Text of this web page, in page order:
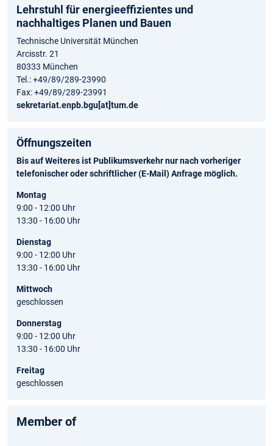
Lehrstuhl für energieeffizientes und
nachhaltiges Planen und Bauen
Technische Universität München
Arcisstr. 21
80333 München
Tel.: +49/89/289-23990
Fax: +49/89/289-23991
sekretariat.enpb.bgu[at]tum.de
Öffnungszeiten
Bis auf Weiteres ist Publikumsverkehr nur nach vorheriger
telefonischer oder schriftlicher (E-Mail) Anfrage möglich.
Montag
9:00 - 12:00 Uhr
13:30 - 16:00 Uhr
Dienstag
9:00 - 12:00 Uhr
13:30 - 16:00 Uhr
Mittwoch
geschlossen
Donnerstag
9:00 - 12:00 Uhr
13:30 - 16:00 Uhr
Freitag
geschlossen
Member of